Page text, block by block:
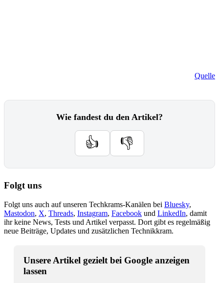
Quelle
Wie fandest du den Artikel?
👍 👎
Folgt uns
Folgt uns auch auf unseren Techkrams-Kanälen bei Bluesky,
Mastodon, X, Threads, Instagram, Facebook und LinkedIn, damit
ihr keine News, Tests und Artikel verpasst. Dort gibt es regelmäßig
neue Beiträge, Updates und zusätzlichen Technikkram.
Unsere Artikel gezielt bei Google anzeigen
lassen